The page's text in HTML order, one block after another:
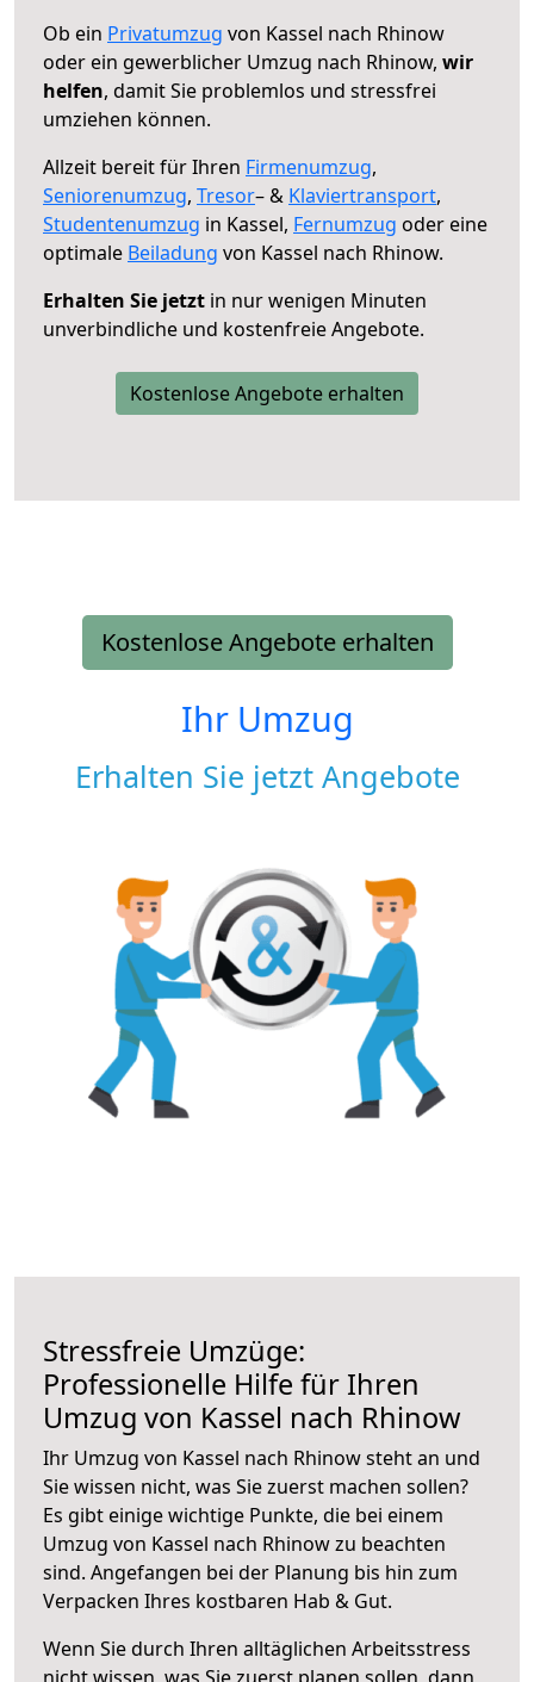
Ob ein Privatumzug von Kassel nach Rhinow
oder ein gewerblicher Umzug nach Rhinow, wir
helfen, damit Sie problemlos und stressfrei
umziehen können.
Allzeit bereit für Ihren Firmenumzug,
Seniorenumzug, Tresor– & Klaviertransport,
Studentenumzug in Kassel, Fernumzug oder eine
optimale Beiladung von Kassel nach Rhinow.
Erhalten Sie jetzt in nur wenigen Minuten
unverbindliche und kostenfreie Angebote.
Kostenlose Angebote erhalten
Kostenlose Angebote erhalten
Ihr Umzug
Erhalten Sie jetzt Angebote
Stressfreie Umzüge:
Professionelle Hilfe für Ihren
Umzug von Kassel nach Rhinow
Ihr Umzug von Kassel nach Rhinow steht an und
Sie wissen nicht, was Sie zuerst machen sollen?
Es gibt einige wichtige Punkte, die bei einem
Umzug von Kassel nach Rhinow zu beachten
sind. Angefangen bei der Planung bis hin zum
Verpacken Ihres kostbaren Hab & Gut.
Wenn Sie durch Ihren alltäglichen Arbeitsstress